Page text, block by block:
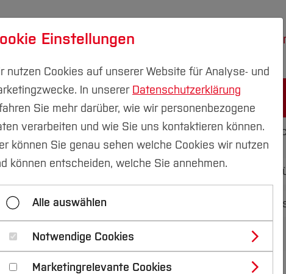
Forschung & Transfer
Externe Beratungsstellen für Frauen in
Beratungsstellen für Frauen in Bochum Stipendien
Menstruationsprodukte an der BO Hilfe
Einstellungen
nutzen Cookies auf unserer Website für Analyse- und
In unserer Datenschutzerklärung
Sie mehr darüber, wie wir personenbezogene
verarbeiten und wie Sie uns kontaktieren können.
können Sie genau sehen welche Cookies wir nutzen
können entscheiden, welche Sie annehmen.
Alle auswählen
Notwendige Cookies
Marketingrelevante Cookies